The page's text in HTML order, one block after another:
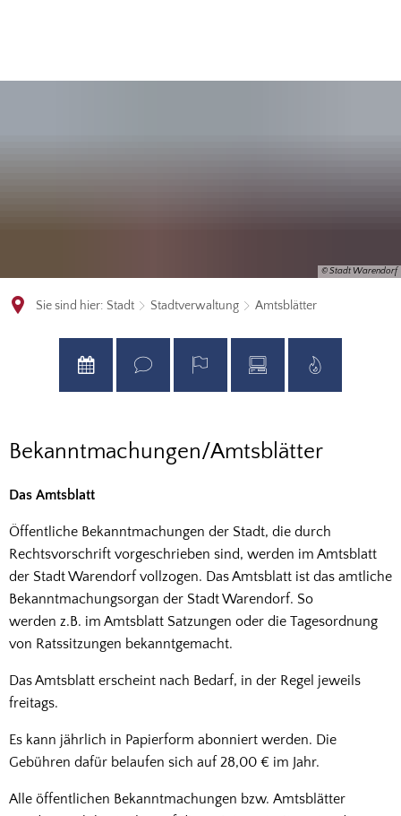
© Stadt Warendorf
Sie sind hier: Stadt Stadtverwaltung Amtsblätter
Amtsblätter
Bekanntmachungen/Amtsblätter
Das Amtsblatt
Öffentliche Bekanntmachungen der Stadt, die durch
Rechtsvorschrift vorgeschrieben sind, werden im Amtsblatt
der Stadt Warendorf vollzogen. Das Amtsblatt ist das amtliche
Bekanntmachungsorgan der Stadt Warendorf. So
werden z.B. im Amtsblatt Satzungen oder die Tagesordnung
von Ratssitzungen bekanntgemacht.
Das Amtsblatt erscheint nach Bedarf, in der Regel jeweils
freitags.
Es kann jährlich in Papierform abonniert werden. Die
Gebühren dafür belaufen sich auf 28,00 € im Jahr.
Alle öffentlichen Bekanntmachungen bzw. Amtsblätter